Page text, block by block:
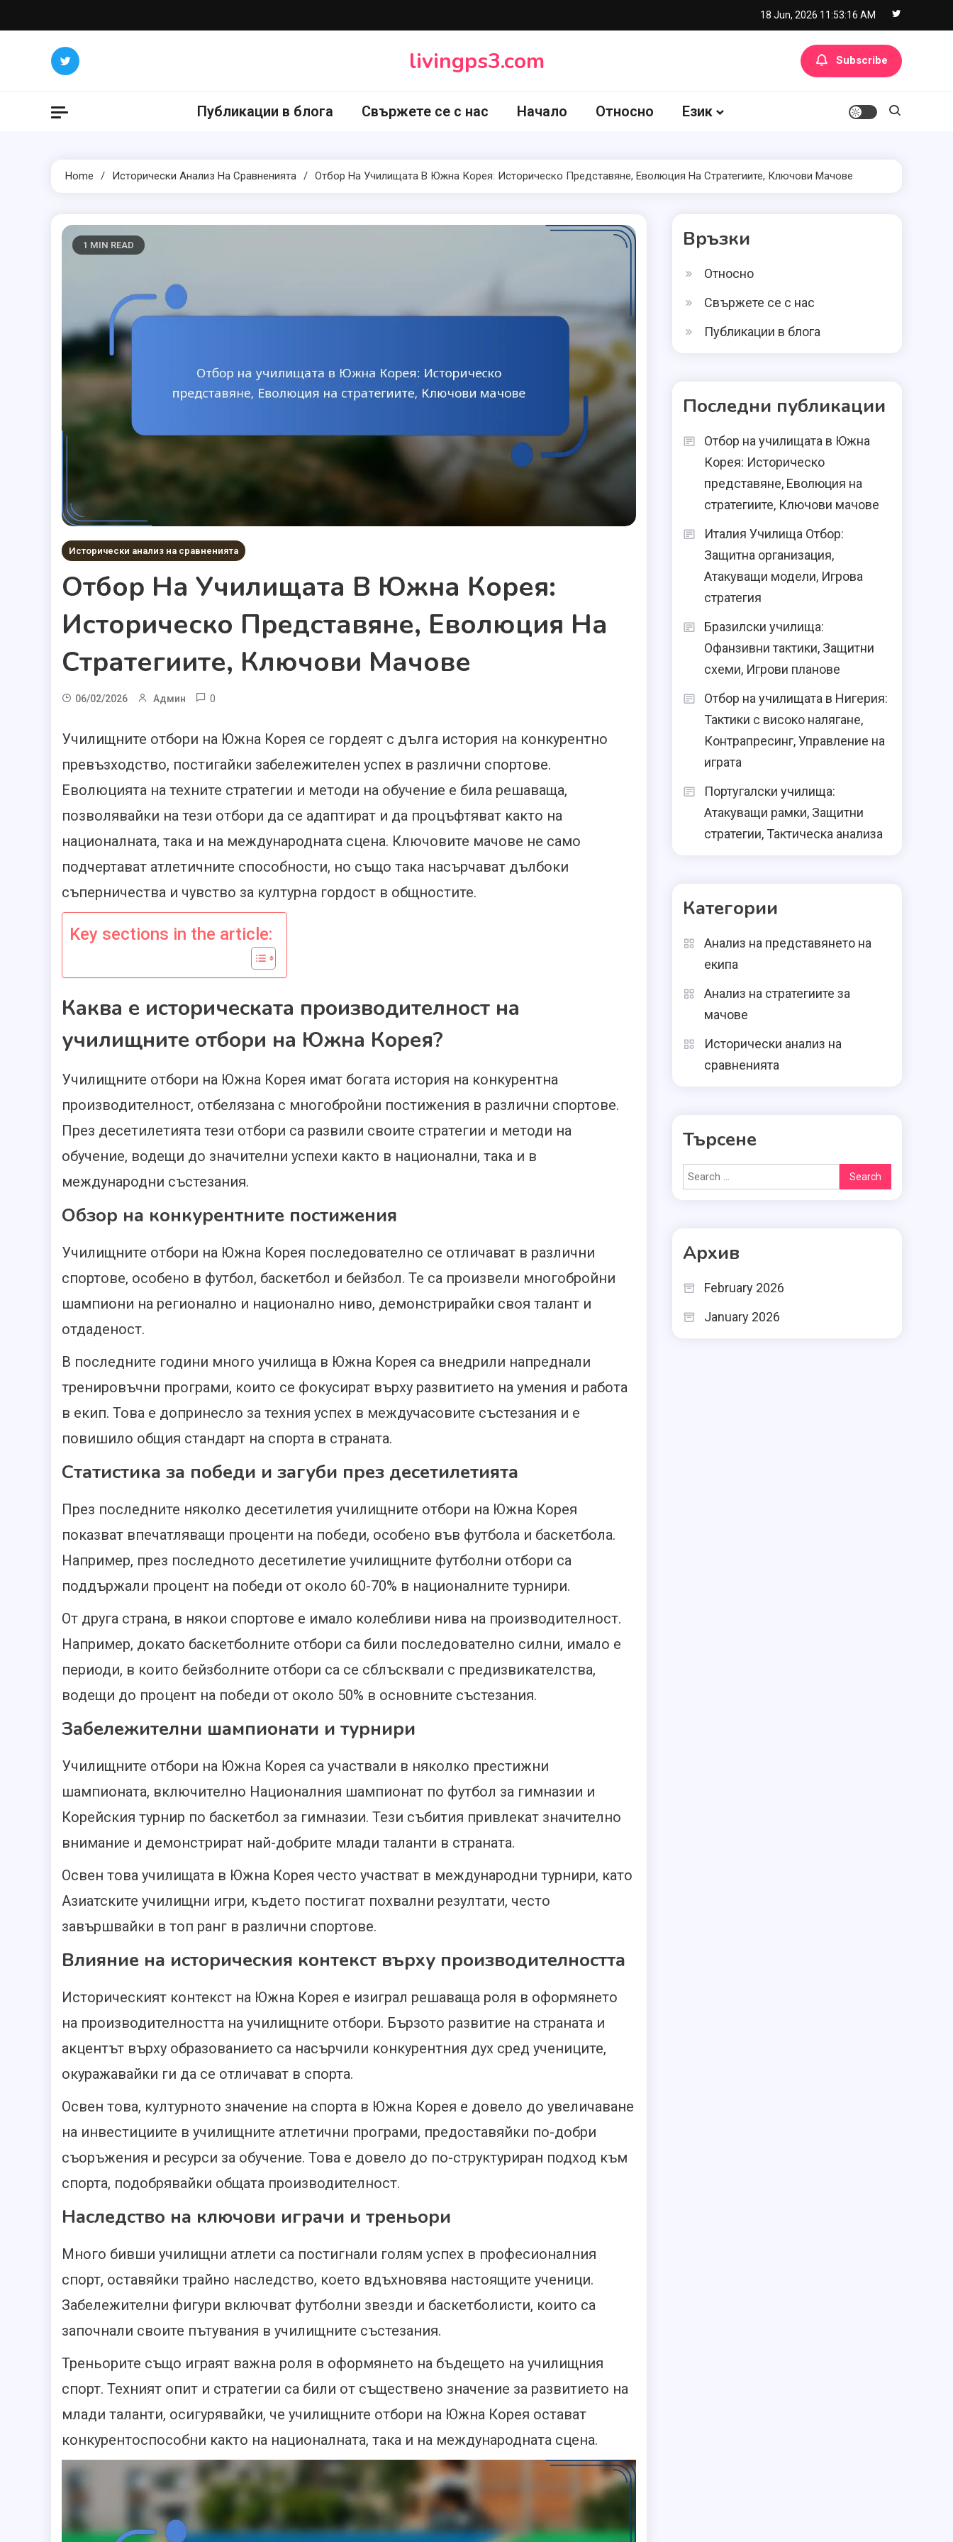
to
18 Jun, 2026 11:53:17 AM
livingps3.com Subscribe
Публикации в блога Свържете се с нас Начало Относно Език
Home Исторически Анализ На Сравненията Отбор На Училищата В Южна Корея: Историческо Представяне, Еволюция На Стратегиите, Ключови Мачове
1 MIN READ
Исторически анализ на сравненията
Отбор На Училищата В Южна Корея:
Историческо Представяне, Еволюция На
Стратегиите, Ключови Мачове
06/02/2026 Админ 0
Училищните отбори на Южна Корея се гордеят с дълга история на конкурентно
превъзходство, постигайки забележителен успех в различни спортове.
Еволюцията на техните стратегии и методи на обучение е била решаваща,
позволявайки на тези отбори да се адаптират и да процъфтяват както на
националната, така и на международната сцена. Ключовите мачове не само
подчертават атлетичните способности, но също така насърчават дълбоки
съперничества и чувство за културна гордост в общностите.
Key sections in the article:
Каква е историческата производителност на
училищните отбори на Южна Корея?
Училищните отбори на Южна Корея имат богата история на конкурентна
производителност, отбелязана с многобройни постижения в различни спортове.
През десетилетията тези отбори са развили своите стратегии и методи на
обучение, водещи до значителни успехи както в национални, така и в
международни състезания.
Обзор на конкурентните постижения
Училищните отбори на Южна Корея последователно се отличават в различни
спортове, особено в футбол, баскетбол и бейзбол. Те са произвели многобройни
шампиони на регионално и национално ниво, демонстрирайки своя талант и
отдаденост.
В последните години много училища в Южна Корея са внедрили напреднали
тренировъчни програми, които се фокусират върху развитието на умения и работа
в екип. Това е допринесло за техния успех в междучасовите състезания и е
повишило общия стандарт на спорта в страната.
Статистика за победи и загуби през десетилетията
През последните няколко десетилетия училищните отбори на Южна Корея
показват впечатляващи проценти на победи, особено във футбола и баскетбола.
Например, през последното десетилетие училищните футболни отбори са
поддържали процент на победи от около 60-70% в националните турнири.
От друга страна, в някои спортове е имало колебливи нива на производителност.
Например, докато баскетболните отбори са били последователно силни, имало е
периоди, в които бейзболните отбори са се сблъсквали с предизвикателства,
водещи до процент на победи от около 50% в основните състезания.
Забележителни шампионати и турнири
Училищните отбори на Южна Корея са участвали в няколко престижни
шампионата, включително Националния шампионат по футбол за гимназии и
Корейския турнир по баскетбол за гимназии. Тези събития привлекат значително
внимание и демонстрират най-добрите млади таланти в страната.
Освен това училищата в Южна Корея често участват в международни турнири, като
Азиатските училищни игри, където постигат похвални резултати, често
завършвайки в топ ранг в различни спортове.
Влияние на историческия контекст върху производителността
Историческият контекст на Южна Корея е изиграл решаваща роля в оформянето
на производителността на училищните отбори. Бързото развитие на страната и
акцентът върху образованието са насърчили конкурентния дух сред учениците,
окуражавайки ги да се отличават в спорта.
Освен това, културното значение на спорта в Южна Корея е довело до увеличаване
на инвестициите в училищните атлетични програми, предоставяйки по-добри
съоръжения и ресурси за обучение. Това е довело до по-структуриран подход към
спорта, подобрявайки общата производителност.
Наследство на ключови играчи и треньори
Много бивши училищни атлети са постигнали голям успех в професионалния
спорт, оставяйки трайно наследство, което вдъхновява настоящите ученици.
Забележителни фигури включват футболни звезди и баскетболисти, които са
започнали своите пътувания в училищните състезания.
Треньорите също играят важна роля в оформянето на бъдещето на училищния
спорт. Техният опит и стратегии са били от съществено значение за развитието на
млади таланти, осигурявайки, че училищните отбори на Южна Корея остават
конкурентоспособни както на националната, така и на международната сцена.
Връзки
Относно
Свържете се с нас
Публикации в блога
Последни публикации
Отбор на училищата в Южна
Корея: Историческо
представяне, Еволюция на
стратегиите, Ключови мачове
Италия Училища Отбор:
Защитна организация,
Атакуващи модели, Игрова
стратегия
Бразилски училища:
Офанзивни тактики, Защитни
схеми, Игрови планове
Отбор на училищата в Нигерия:
Тактики с високо налягане,
Контрапресинг, Управление на
играта
Португалски училища:
Атакуващи рамки, Защитни
стратегии, Тактическа анализа
Категории
Анализ на представянето на
екипа
Анализ на стратегиите за
мачове
Исторически анализ на
сравненията
Търсене
Search
for:
Архив
February 2026
January 2026